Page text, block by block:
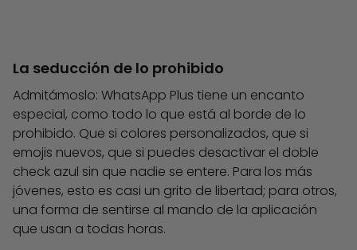
La seducción de lo prohibido
Admitámoslo: WhatsApp Plus tiene un encanto
especial, como todo lo que está al borde de lo
prohibido. Que si colores personalizados, que si
emojis nuevos, que si puedes desactivar el doble
check azul sin que nadie se entere. Para los más
jóvenes, esto es casi un grito de libertad; para otros,
una forma de sentirse al mando de la aplicación
que usan a todas horas.